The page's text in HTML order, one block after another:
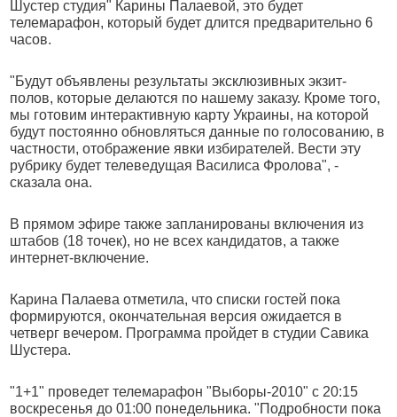
Шустер студия" Карины Палаевой, это будет
телемарафон, который будет длится предварительно 6
часов.
"Будут объявлены результаты эксклюзивных экзит-
полов, которые делаются по нашему заказу. Кроме того,
мы готовим интерактивную карту Украины, на которой
будут постоянно обновляться данные по голосованию, в
частности, отображение явки избирателей. Вести эту
рубрику будет телеведущая Василиса Фролова", -
сказала она.
В прямом эфире также запланированы включения из
штабов (18 точек), но не всех кандидатов, а также
интернет-включение.
Карина Палаева отметила, что списки гостей пока
формируются, окончательная версия ожидается в
четверг вечером. Программа пройдет в студии Савика
Шустера.
"1+1" проведет телемарафон "Выборы-2010" с 20:15
воскресенья до 01:00 понедельника. "Подробности пока